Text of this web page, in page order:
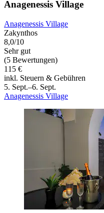
Anagenessis Village
Anagenessis Village
Zakynthos
8,0/10
Sehr gut
(5 Bewertungen)
115 €
inkl. Steuern & Gebühren
5. Sept.–6. Sept.
Anagenessis Village